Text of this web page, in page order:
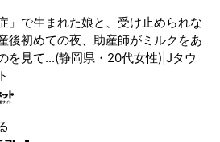
」で生まれた娘と、受け止められな
後初めての夜、助産師がミルクをあ
を見て...(静岡県・20代女性)|Jタウ